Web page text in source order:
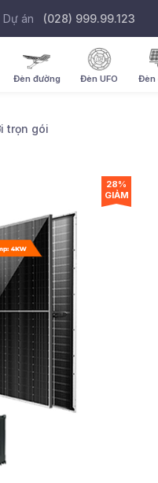
Dự án (028) 999.99.123
Đèn đường Đèn UFO Đèn
trọn gói
28%
GIẢM